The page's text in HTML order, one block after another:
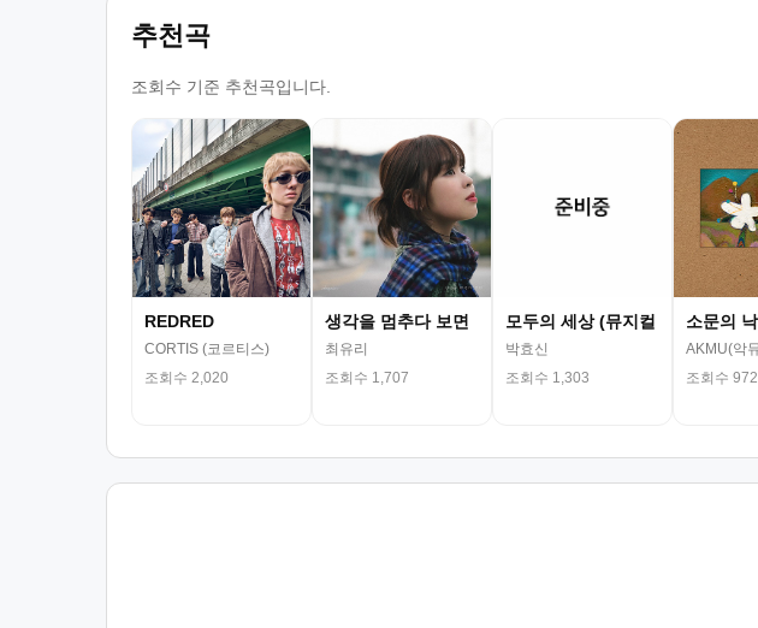
추천곡
조회수 기준 추천곡입니다.
REDRED
CORTIS (코르티스)
조회수 2,020
생각을 멈추다 보면
최유리
조회수 1,707
모두의 세상 (뮤지컬
박효신
조회수 1,303
소문의
AKMU(악
조회수 972